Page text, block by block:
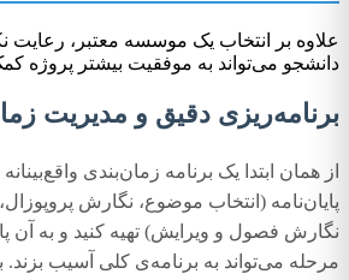
علاوه بر انتخاب یک موسسه معتبر، رعایت
دانشجو می‌تواند به موفقیت بیشتر پروژه
برنامه‌ریزی دقیق و مدیریت
از همان ابتدا یک برنامه زمان‌بندی
پایان‌نامه (انتخاب موضوع، نگارش
نگارش فصول و ویرایش) تهیه کنید و به آن
مرحله می‌تواند به برنامه‌ی کلی آسیب بزند.